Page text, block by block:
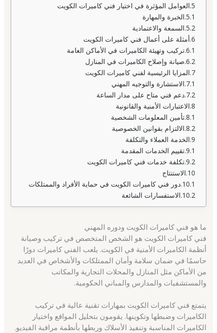
العوامل المؤثرة في اختيار فني كاميرات الكويت
الخبرة والمهارة
السمعة والاعتمادية
أمثلة على أعمال فني كاميرات الكويت
تركيب وتهيئة الكاميرات في الأماكن العامة
صيانة وإصلاح الكاميرات في المنازل
المزايا الرئيسية لفني كاميرات الكويت
الاستشارة والتوجيه المهني
دعم فني متاح على مدار الساعة
الاعتبارات الأمنية والقانونية
تأمين المعلومات الشخصية
الالتزام بقوانين الخصوصية
الخدمة العملاء والتكلفة
تقييم الخدمات المقدمة
تكلفة خدمات فني كاميرات الكويت
الاستنتاج
دور فني كاميرات الكويت في حماية الأفراد والممتلكات
الاستفسارات الشائعة
ما هو فني كاميرات الكويت ودوره المهني
فني كاميرات الكويت هو الشخص المتخصص في تركيب وصيانة
أنظمة الكاميرات الأمنية في الكويت. يلعب الفني كاميرات دورًا
حاسمًا في ضمان سلامة وأمان الممتلكات والأشخاص في العديد
من الأماكن مثل المنازل والمحلات التجارية والمكاتب
والمستشفيات والمدارس والمباني الحكومية.
يتمتع فني كاميرات الكويت بمهارات تقنية عالية في تركيب
الكاميرات وضبطها وتكوينها. يقومون بتحليل المواقع واختيار
الكاميرات المناسبة وتنفيذ الأسلاك وربطها بأنظمة مراقبة الفيديو.